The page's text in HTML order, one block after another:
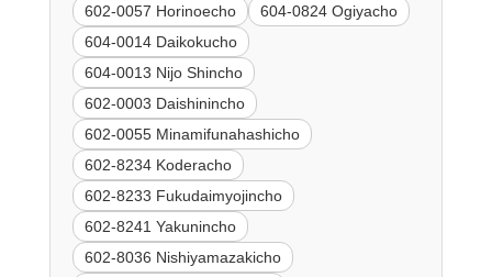
602-0057 Horinoecho
604-0824 Ogiyacho
604-0014 Daikokucho
604-0013 Nijo Shincho
602-0003 Daishinincho
602-0055 Minamifunahashicho
602-8234 Koderacho
602-8233 Fukudaimyojincho
602-8241 Yakunincho
602-8036 Nishiyamazakicho